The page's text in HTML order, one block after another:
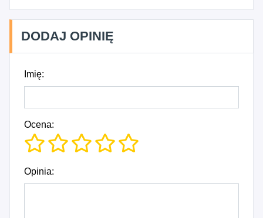
DODAJ OPINIĘ
Imię:
Ocena:
Opinia: